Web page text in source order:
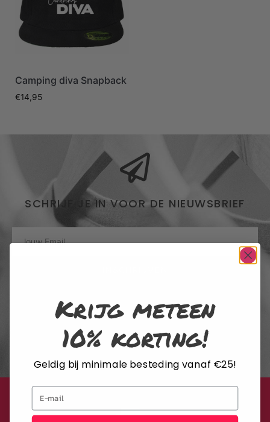
Camping diva Snapback
€14,95
SCHRIJF JE IN VOOR DE NIEUWSBRIEF
Door me in te schrijven voor de nieuwsbrief, ga ik akkoord met het
privacybeleid van Rustaagh en geef ik toestemming voor de daarin
is op elk moment mogelijk via de link onderaan elke nieuwsbrief of door
contact op te nemen met onze klantenservice.
Krijg meteen
10% korting!
Geldig bij minimale besteding vanaf €25!
Email